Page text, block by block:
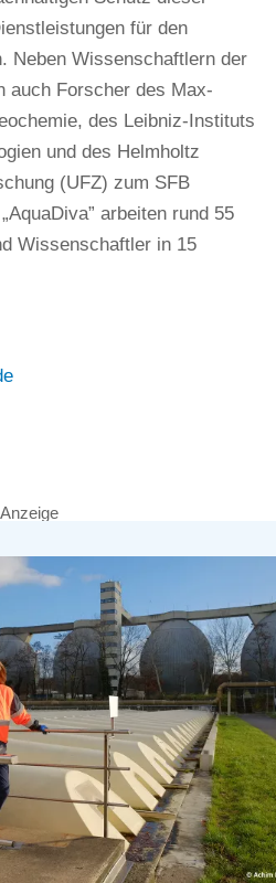
für den
Neben Wissenschaftlern der
auch Forscher des Max-
des Leibniz-Instituts
und des Helmholtz
(UFZ) zum SFB
arbeiten rund 55
Wissenschaftler in 15
Anzeige